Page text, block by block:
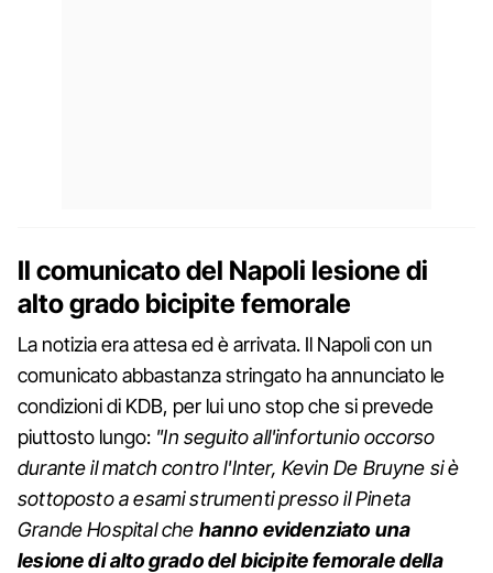
Il comunicato del Napoli lesione di
alto grado bicipite femorale
La notizia era attesa ed è arrivata. Il Napoli con un
comunicato abbastanza stringato ha annunciato le
condizioni di KDB, per lui uno stop che si prevede
piuttosto lungo: "In seguito all'infortunio occorso
durante il match contro l'Inter, Kevin De Bruyne si è
sottoposto a esami strumenti presso il Pineta
Grande Hospital che hanno evidenziato una
lesione di alto grado del bicipite femorale della